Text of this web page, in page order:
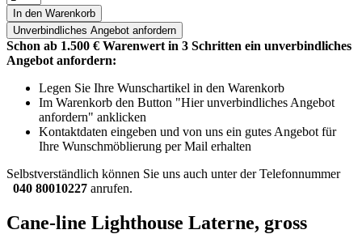
In den Warenkorb
Unverbindliches Angebot anfordern
Schon ab 1.500 € Warenwert in 3 Schritten ein unverbindliches
Angebot anfordern:
Legen Sie Ihre Wunschartikel in den Warenkorb
Im Warenkorb den Button "Hier unverbindliches Angebot
anfordern" anklicken
Kontaktdaten eingeben und von uns ein gutes Angebot für
Ihre Wunschmöblierung per Mail erhalten
Selbstverständlich können Sie uns auch unter der Telefonnummer
040 80010227 anrufen.
Cane-line Lighthouse Laterne, gross